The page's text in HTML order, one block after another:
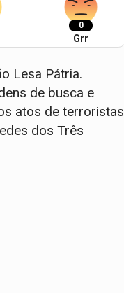
0
Grr
Lesa Pátria.
de busca e
atos de terroristas
dos Três